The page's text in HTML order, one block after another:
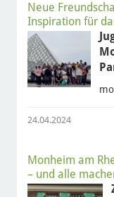
Neue
Inspiration für
24.04.2024
Monheim am
– und alle